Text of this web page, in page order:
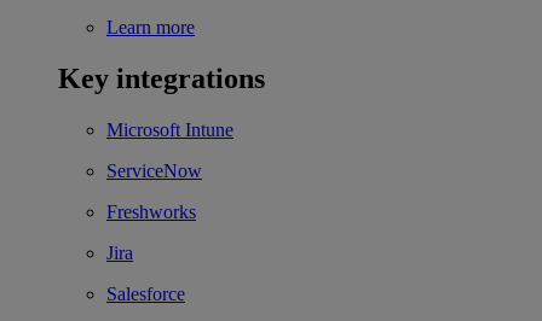
Learn more
Key integrations
Microsoft Intune
ServiceNow
Freshworks
Jira
Salesforce